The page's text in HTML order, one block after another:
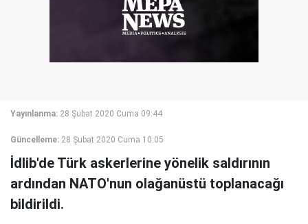
Yayınlanma: 28 Şubat 2020 Cuma 09:44
Güncelleme: 28 Şubat 2020 Cuma 10:05
İdlib'de Türk askerlerine yönelik saldırının
ardından NATO'nun olağanüstü toplanacağı
bildirildi.